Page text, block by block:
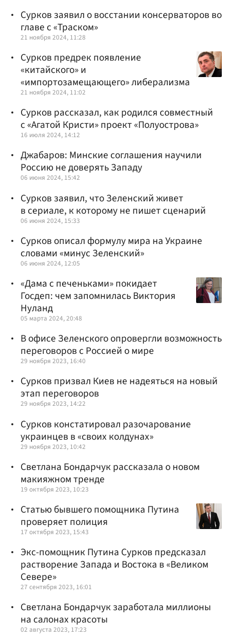
Сурков заявил о восстании консерваторов во
главе с «Траском»
21 ноября 2024, 11:28
Сурков предрек появление
«китайского» и
«импортозамещающего» либерализма
21 ноября 2024, 11:02
Сурков рассказал, как родился совместный
с «Агатой Кристи» проект «Полуострова»
16 июля 2024, 14:12
Джабаров: Минские соглашения научили
Россию не доверять Западу
06 июня 2024, 15:42
Сурков заявил, что Зеленский живет
в сериале, к которому не пишет сценарий
06 июня 2024, 15:33
Сурков описал формулу мира на Украине
словами «минус Зеленский»
06 июня 2024, 12:05
«Дама с печеньками» покидает
Госдеп: чем запомнилась Виктория
Нуланд
05 марта 2024, 20:48
В офисе Зеленского опровергли возможность
переговоров с Россией о мире
29 ноября 2023, 16:40
Сурков призвал Киев не надеяться на новый
этап переговоров
29 ноября 2023, 14:22
Сурков констатировал разочарование
украинцев в «своих колдунах»
29 ноября 2023, 10:42
Светлана Бондарчук рассказала о новом
макияжном тренде
19 октября 2023, 10:23
Статью бывшего помощника Путина
проверяет полиция
17 октября 2023, 15:43
Экс-помощник Путина Сурков предсказал
растворение Запада и Востока в «Великом
Севере»
27 сентября 2023, 16:01
Светлана Бондарчук заработала миллионы
на салонах красоты
02 августа 2023, 17:23